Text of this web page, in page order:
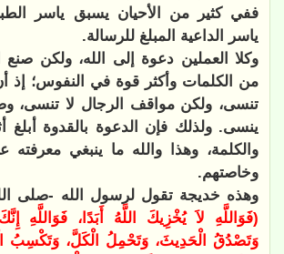
ففي كثير من الأحيان يسبق ياسر
ياسر الداعية المبلغ للرسالة.
وكلا العملين دعوة إلى الله، ولكن صنع
من الكلمات وأكثر قوة في النفوس؛ إذ
تنسى، ولكن مواقف الرجال لا تنسى،
ينسى. ولذلك فإن الدعوة بالقدوة أبلغ
والكلمة، وهذا والله ما ينبغي معرفته
وخاصتهم.
وهذه خديجة تقول لرسول الله -صلى
(فَوَاللَّهِ لاَ يُخْزِيكَ اللَّهُ أَبَدًا، فَوَاللَّهِ
وَتَصْدُقُ الْحَدِيثَ، وَتَحْمِلُ الْكَلَّ، وَتَكْسِبُ